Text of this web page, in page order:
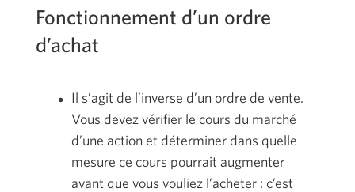
Fonctionnement d’un ordre
d’achat
Il s’agit de l’inverse d’un ordre de vente.
Vous devez vérifier le cours du marché
d’une action et déterminer dans quelle
mesure ce cours pourrait augmenter
avant que vous vouliez l’acheter : c’est